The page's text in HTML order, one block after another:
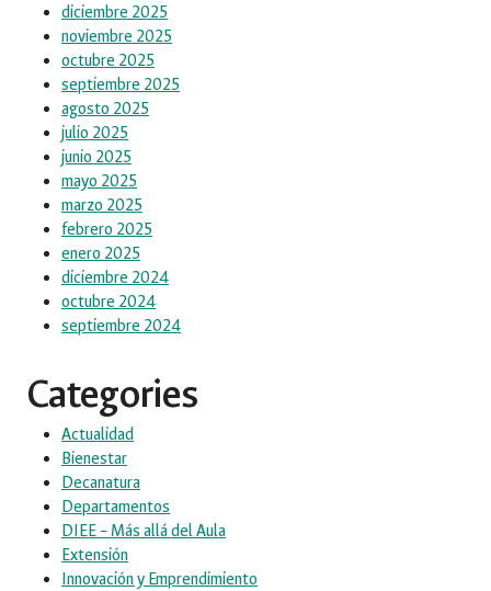
diciembre 2025
noviembre 2025
octubre 2025
septiembre 2025
agosto 2025
julio 2025
junio 2025
mayo 2025
marzo 2025
febrero 2025
enero 2025
diciembre 2024
octubre 2024
septiembre 2024
Categories
Actualidad
Bienestar
Decanatura
Departamentos
DIEE – Más allá del Aula
Extensión
Innovación y Emprendimiento